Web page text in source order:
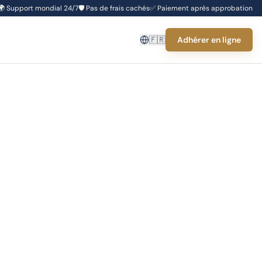
Support mondial 24/7🛡️ Pas de frais cachés✅ Paiement après approbation
🇫🇷 Adhérer en ligne